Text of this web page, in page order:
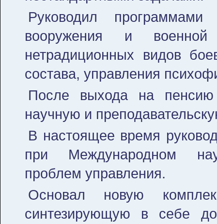
Руководил программами
вооружения и
нетрадиционных видов
состава, управления
После выхода на
научную и
В настоящее время
при Международном
проблем управления.
Основал новую
синтезирующую в себе